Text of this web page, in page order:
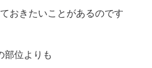
おきたいことがあるのです
部位よりも